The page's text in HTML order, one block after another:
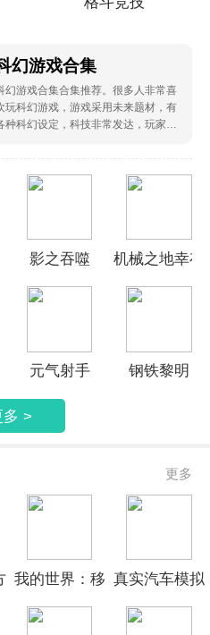
幻游戏合集
幻游戏合集合集推荐。很多人非常喜
玩科幻游戏，游戏采用未来题材，有
种科幻设定，科技非常发达，玩家可
适的生活，下面小编为大家带来了科
幻游戏，赶紧看看吧。
影之吞噬
机械之地幸存
元气射手 钢铁黎明
多 >
更多
我的世界：移 真实汽车模拟